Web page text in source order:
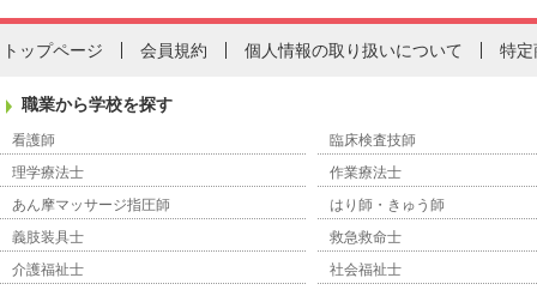
トップページ 会員規約 個人情報の取り扱いについて 特定
職業から学校を探す
看護師
臨床検査技師
理学療法士
作業療法士
あん摩マッサージ指圧師
はり師・きゅう師
義肢装具士
救急救命士
介護福祉士
社会福祉士